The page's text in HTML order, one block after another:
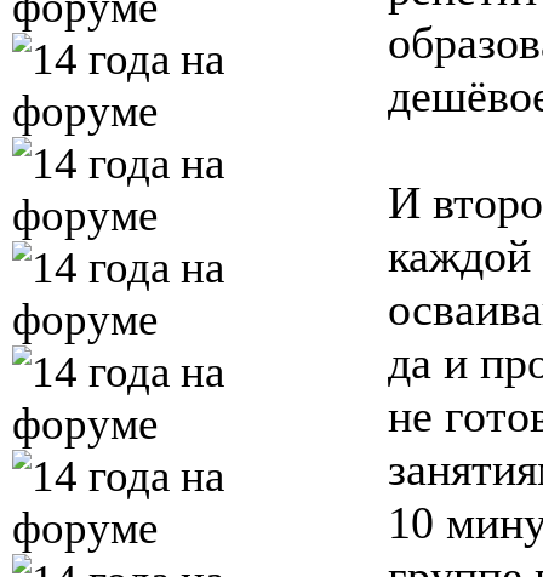
И
каждой
да и
не
10